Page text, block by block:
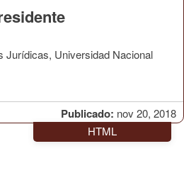
Publicado: nov 20, 2018
Jurídicas, Universidad Nacional
HTML